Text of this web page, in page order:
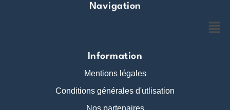
Navigation
Information
Mentions légales
Conditions générales d'utlisation
Nos partenaires